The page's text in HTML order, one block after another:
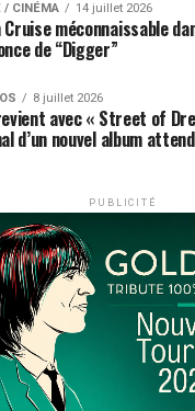
/ CINÉMA 14 juillet 2026
Cruise méconnaissable
de “Digger”
8 juillet 2026
avec « Street of
d’un nouvel album
PUBLICITÉ